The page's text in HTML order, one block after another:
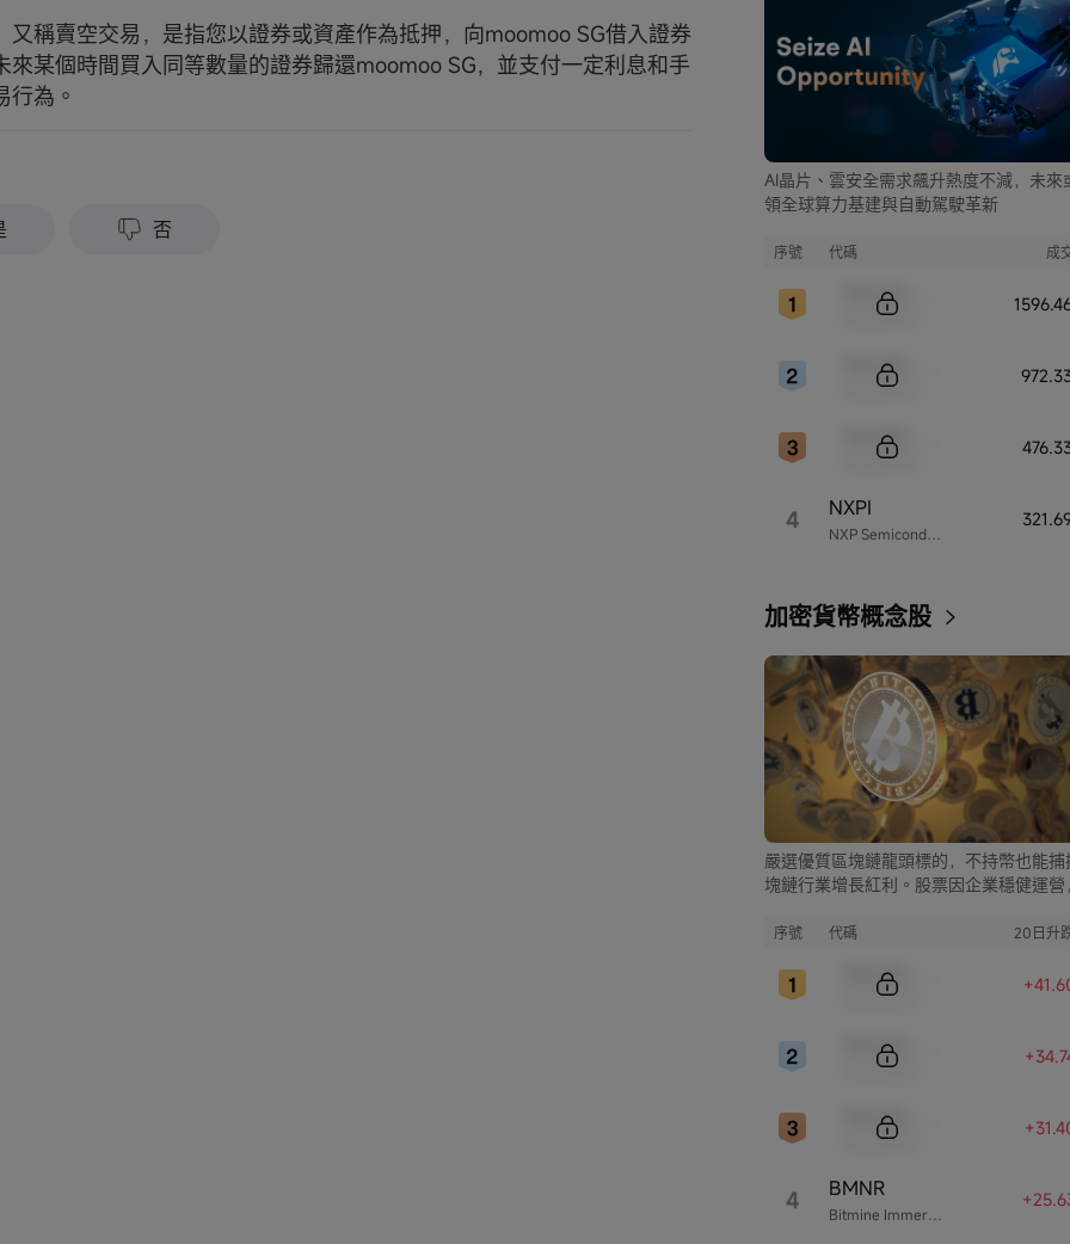
又稱賣空交易，是指您以證券或資產作為抵押，向moomoo SG借入證券
來某個時間買入同等數量的證券歸還moomoo SG，並支付一定利息和手
行為。
否
AI晶片、雲安全需求飆升熱度不減，未來
領全球算力基建與自動駕駛革新
序號 代碼 成
4 NXPI
加密貨幣概念股
嚴選優質區塊鏈龍頭標的，不持幣也能捕
塊鏈行業增長紅利。股票因企業穩健運營
資兼具安全與收益。
序號 代碼 20日升
4 BMNR